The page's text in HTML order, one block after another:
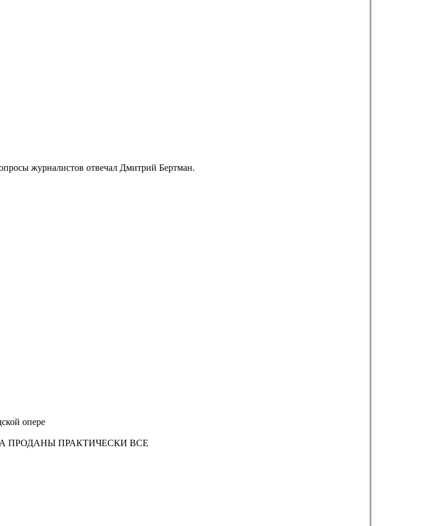
журналистов отвечал Дмитрий Бертман.
опере
ПРОДАНЫ ПРАКТИЧЕСКИ ВСЕ